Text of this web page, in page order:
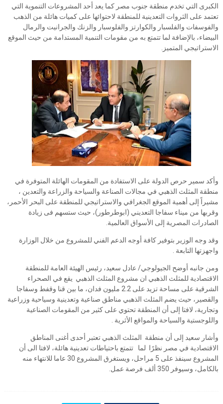
الكبرى التي تخدم منطقة جنوب مصر كما يعد أحد المشروعات التنموية التي
تعتمد على الثروات التعدينية للمنطقة لاحتوائها على كميات هائلة من الذهب
والفوسفات والفلسبار والكوارتز والفلوسبار والزنك والجرانيت والرمال
البيضاء، بالإضافة لما تتمتع به من مقومات التنمية المستدامة من حيث الموقع
الاستراتيجي المتميز.
وأكد سمير حرص الدولة على الاستفادة من المقومات الهائلة المتوفرة في
منطقة المثلث الذهبي في مجالات الصناعة والسياحة والزراعة والتعدين ،
مشيراً إلى أهمية الموقع الجغرافي والاستراتيجي للمنطقة على البحر الأحمر،
وقربها من ميناء سفاجا التعديني (ابوطرطور)، حيث ستسهم فى زيادة
الصادرات المصرية إلى الأسواق العالمية.
وقد وجه الوزير بتوفير كافة أوجه الدعم الفني للمشروع من خلال الوزارة
واجهزتها التابعة .
ومن جانبه أوضح الجيولوجي/ عادل سعيد، رئيس الهيئة العامة للمنطقة
الاقتصادية للمثلث الذهبي ان مشروع المثلث الذهبي يقع في الصحراء
الشرقية على مساحة تزيد على 2.2 مليون فدان، ما بين قنا وقفط وسفاجا
والقصير، حيث يضم المثلث الذهبي مناطق صناعية وتعدينية وسياحية وزراعية
وتجارية، لافتا إلى أن المنطقة تحتوي على كثير من المقومات الصناعية
واللوجستية والسياحة والمواقع الأثرية .
وأشار سعيد إلى أن منطقة المثلث الذهبي تعتبر أحدى أغنى المناطق
الاقتصادية في مصر نظرًا لما تتمتع باحتياطات تعدينية هائلة، لافتا الى أن
المشروع سينفذ على 5 مراحل، ويستغرق المشروع 30 عاما للانتهاء منه
بالكامل، وسيوفر 350 ألف فرصة عمل.